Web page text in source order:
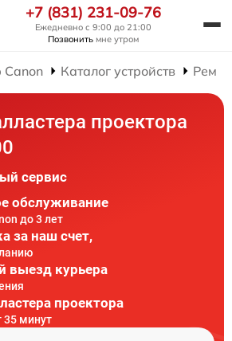
+7 (831) 231-09-76
Ежедневно с 9:00 до 21:00
Позвонить мне утром
Canon Каталог устройств
проектора
сервис
обслуживание
до 3 лет
за наш счет,
выезд курьера
проектора
35 минут